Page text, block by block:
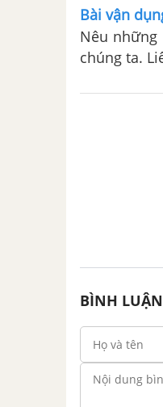
Bài vận
Nêu
chúng ta.
BÌNH LUẬN